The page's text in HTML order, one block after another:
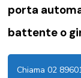
porta
battente o
Chiama 02